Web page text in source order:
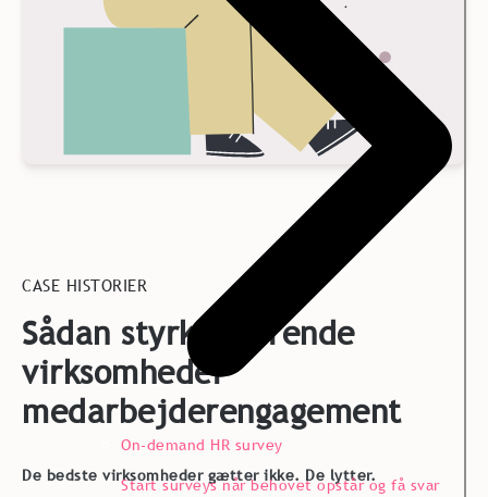
On-demand HR survey
Start surveys når behovet opstår og få svar
CASE HISTORIER
Sådan styrker førende
virksomheder
medarbejderengagement
De bedste virksomheder gætter ikke. De lytter.